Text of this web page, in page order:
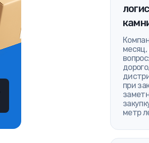
месяц,
при
метр